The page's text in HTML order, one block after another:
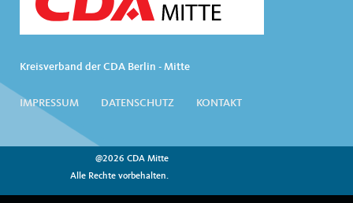
Kreisverband der CDA Berlin - Mitte
IMPRESSUM DATENSCHUTZ KONTAKT
@2026 CDA Mitte
Alle Rechte vorbehalten.